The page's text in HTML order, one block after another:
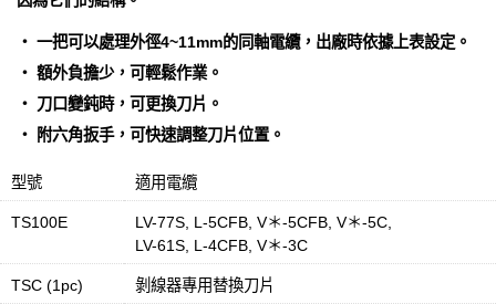
‧ 一把可以處理外徑4~11mm的同軸電纜，出廠時依據上表設定。
‧ 額外負擔少，可輕鬆作業。
‧ 刀口變鈍時，可更換刀片。
‧ 附六角扳手，可快速調整刀片位置。
型號 適用電纜
TS100E
LV-77S, L-5CFB, V＊-5CFB, V＊-5C,
LV-61S, L-4CFB, V＊-3C
TSC (1pc) 剝線器專用替換刀片